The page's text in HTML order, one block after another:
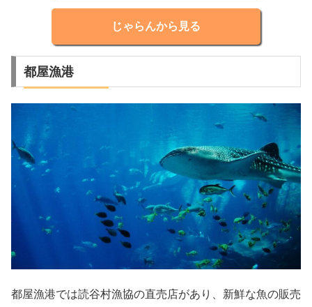
じゃらんから見る
都屋漁港
都屋漁港では読谷村漁協の直売店があり、新鮮な魚の販売